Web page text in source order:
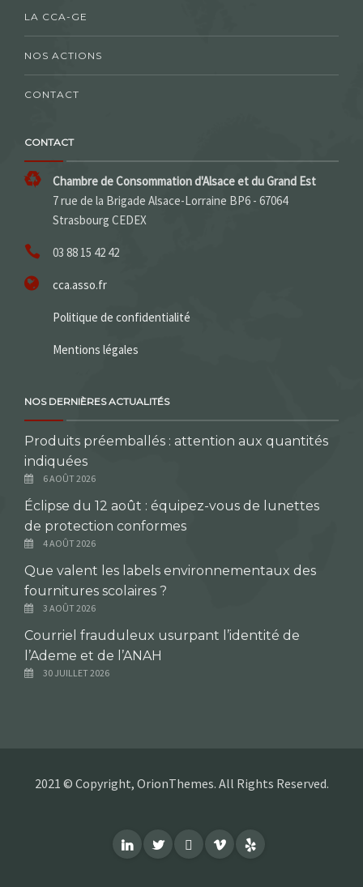
LA CCA-GE
NOS ACTIONS
CONTACT
CONTACT
Chambre de Consommation d'Alsace et du Grand Est
7 rue de la Brigade Alsace-Lorraine BP6 - 67064
Strasbourg CEDEX
03 88 15 42 42
cca.asso.fr
Politique de confidentialité
Mentions légales
NOS DERNIÈRES ACTUALITÉS
Produits préemballés : attention aux quantités
indiquées
6 AOÛT 2026
Éclipse du 12 août : équipez-vous de lunettes
de protection conformes
4 AOÛT 2026
Que valent les labels environnementaux des
fournitures scolaires ?
3 AOÛT 2026
Courriel frauduleux usurpant l’identité de
l’Ademe et de l’ANAH
30 JUILLET 2026
2021 © Copyright, OrionThemes. All Rights Reserved.